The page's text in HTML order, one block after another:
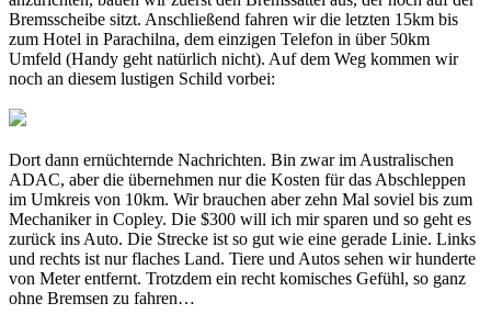
Bremsscheibe sitzt. Anschließend fahren wir die letzten 15km bis
zum Hotel in Parachilna, dem einzigen Telefon in über 50km
Umfeld (Handy geht natürlich nicht). Auf dem Weg kommen wir
noch an diesem lustigen Schild vorbei:
Dort dann ernüchternde Nachrichten. Bin zwar im Australischen
ADAC, aber die übernehmen nur die Kosten für das Abschleppen
im Umkreis von 10km. Wir brauchen aber zehn Mal soviel bis zum
Mechaniker in Copley. Die $300 will ich mir sparen und so geht es
zurück ins Auto. Die Strecke ist so gut wie eine gerade Linie. Links
und rechts ist nur flaches Land. Tiere und Autos sehen wir hunderte
von Meter entfernt. Trotzdem ein recht komisches Gefühl, so ganz
ohne Bremsen zu fahren…